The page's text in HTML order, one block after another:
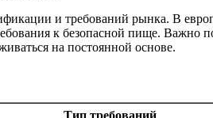
и требований рынка. В
к безопасной пище. Важно
на постоянной основе.
Тип требований